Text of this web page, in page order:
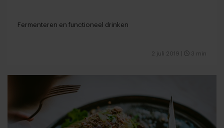
Fermenteren en functioneel drinken
2 juli 2019 3 min